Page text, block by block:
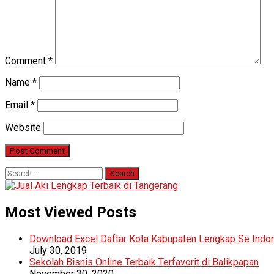
Comment *
Name *
Email *
Website
Search
for:
Most Viewed Posts
Download Excel Daftar Kota Kabupaten Lengkap Se
July 30, 2019
Sekolah Bisnis Online Terbaik Terfavorit di Balikpapan